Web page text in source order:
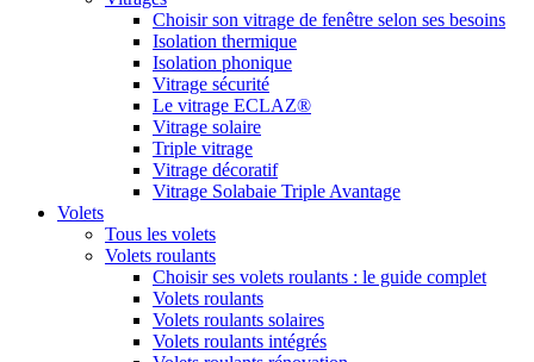
Choisir son vitrage de fenêtre selon ses besoins
Isolation thermique
Isolation phonique
Vitrage sécurité
Le vitrage ECLAZ®
Vitrage solaire
Triple vitrage
Vitrage décoratif
Vitrage Solabaie Triple Avantage
Volets
Tous les volets
Volets roulants
Choisir ses volets roulants : le guide complet
Volets roulants
Volets roulants solaires
Volets roulants intégrés